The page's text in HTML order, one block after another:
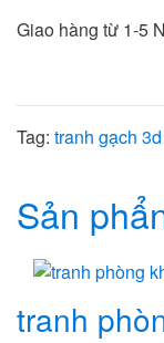
Giao hàng từ 1-5
Tag: tranh gạch
Sản
tranh